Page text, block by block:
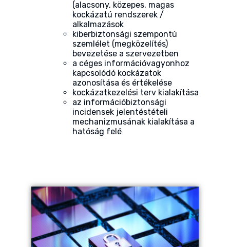
(alacsony, közepes, magas
kockázatú rendszerek /
alkalmazások
kiberbiztonsági szempontú
szemlélet (megközelítés)
bevezetése a szervezetben
a céges információvagyonhoz
kapcsolódó kockázatok
azonosítása és értékelése
kockázatkezelési terv kialakítása
az információbiztonsági
incidensek jelentéstételi
mechanizmusának kialakítása a
hatóság felé